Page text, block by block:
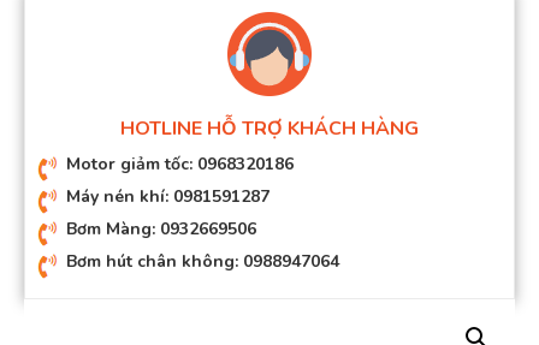
HOTLINE HỖ TRỢ KHÁCH HÀNG
Motor giảm tốc: 0968320186
Máy nén khí: 0981591287
Bơm Màng: 0932669506
Bơm hút chân không: 0988947064